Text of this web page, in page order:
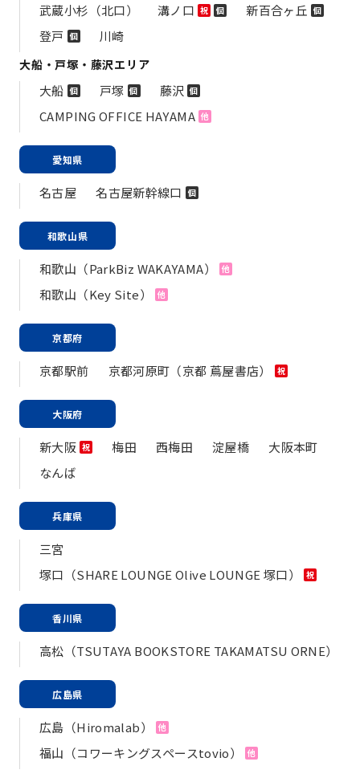
武蔵小杉（北口）
溝ノ口 祝 個 新百合ヶ丘 個
登戸 個 川崎
大船・戸塚・藤沢エリア
大船 個 戸塚 個 藤沢 個
CAMPING OFFICE HAYAMA 他
愛知県
名古屋 名古屋新幹線口 個
和歌山県
和歌山（ParkBiz WAKAYAMA） 他
和歌山（Key Site） 他
京都府
京都駅前 京都河原町（京都 蔦屋書店） 祝
大阪府
新大阪 祝 梅田 西梅田 淀屋橋
大阪本町
なんば
兵庫県
三宮
塚口（SHARE LOUNGE Olive LOUNGE 塚口）
祝
香川県
高松（TSUTAYA BOOKSTORE TAKAMATSU ORNE）
広島県
広島（Hiromalab） 他
福山（コワーキングスペースtovio） 他